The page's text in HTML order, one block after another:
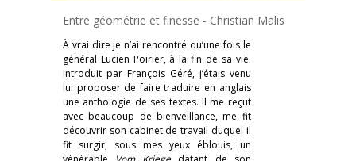
Entre géométrie et finesse - Christian Malis
À vrai dire je n’ai rencontré qu’une fois le
général Lucien Poirier, à la fin de sa vie.
Introduit par François Géré, j’étais venu
lui proposer de faire traduire en anglais
une anthologie de ses textes. Il me reçut
avec beaucoup de bienveillance, me fit
découvrir son cabinet de travail duquel il
fit surgir, sous mes yeux éblouis, un